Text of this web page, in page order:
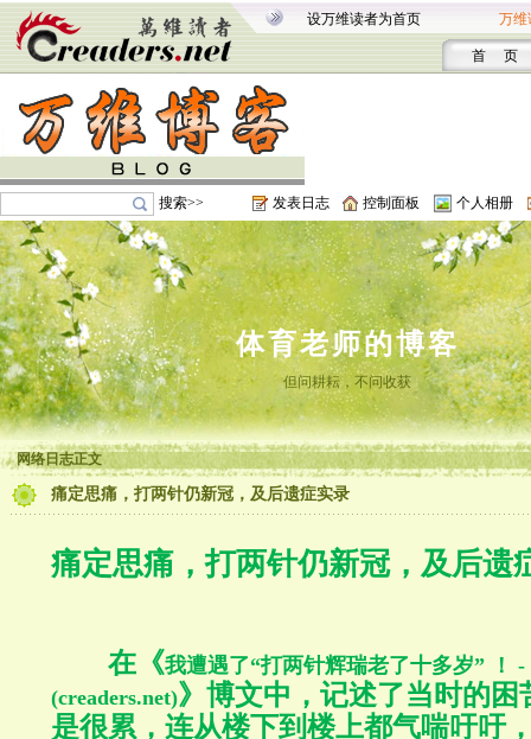
设万维读者为首页 万维
首 页
搜索>> 发表日志 控制面板 个人相册
体育老师的博客
但问耕耘，不问收获
网络日志正文
痛定思痛，打两针仍新冠，及后遗症实录
痛定思痛，打两针仍新冠，及后遗
在《我遭遇了“打两针辉瑞老了十多岁” ！ -
(creaders.net)》博文中，记述了当时的困
是很累，连从楼下到楼上都气喘吁吁